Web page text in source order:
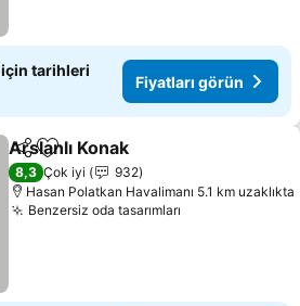
için tarihleri
Fiyatları görün
PaylaşFavorilerime ekle
Arslanlı Konak
8,3 Çok iyi
932
Hasan Polatkan Havalimanı 5.1 km uzaklıkta
Benzersiz oda tasarımları